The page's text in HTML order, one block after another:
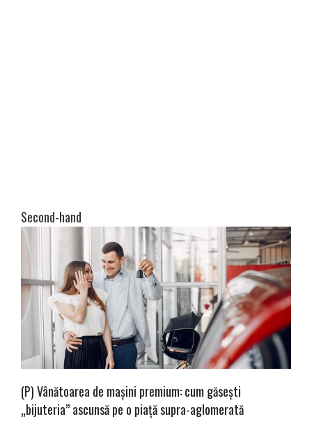
Second-hand
(P) Vânătoarea de mașini premium: cum găsești
„bijuteria” ascunsă pe o piață supra-aglomerată